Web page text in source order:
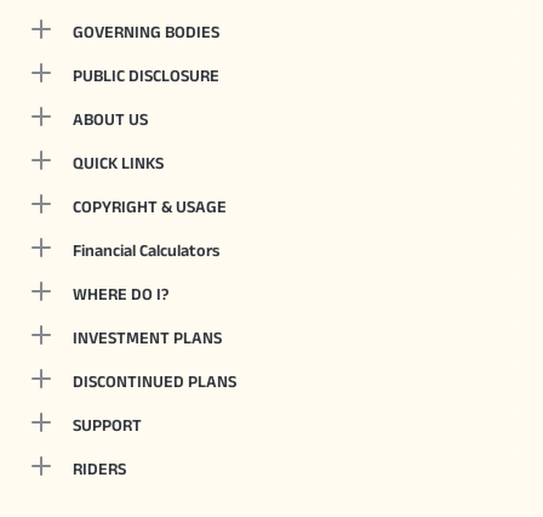
GOVERNING BODIES
PUBLIC DISCLOSURE
ABOUT US
QUICK LINKS
COPYRIGHT & USAGE
Financial Calculators
WHERE DO I?
INVESTMENT PLANS
DISCONTINUED PLANS
SUPPORT
RIDERS